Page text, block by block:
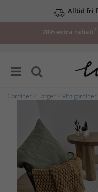
Alltid fri
20% extra rabatt*
Gardiner Färger Vita gardiner